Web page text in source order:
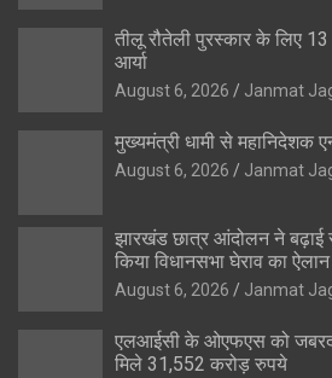
तीलू रौतेली पुरस्कार के लिए
आर्या
August 6, 2026 Janmat
मुख्यमंत्री धामी से महानिदेशक
August 6, 2026 Janmat
झारखंड छात्र आंदोलन ने बढ़ाई
किया विधानसभा घेराव का ऐलान
August 6, 2026 Janmat
एलआईसी के ओएफएस को
मिले 31,552 करोड़ रुपये